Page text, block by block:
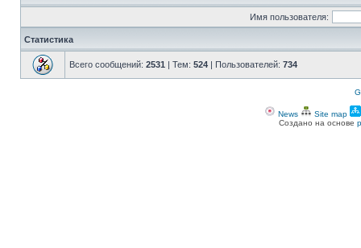
Имя пользователя:
Статистика
Всего сообщений: 2531 | Тем: 524 | Пользователей: 734
News Site map
Создано на основе